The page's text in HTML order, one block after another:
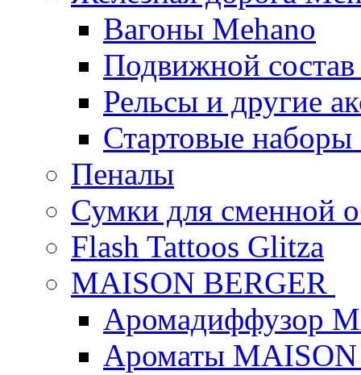
Вагоны Mehano
Подвижной
Рельсы и другие
Стартовые
Пеналы
Сумки для сменной
Flash Tattoos Glitza
MAISON BERGER
Аромадиффузор
Ароматы